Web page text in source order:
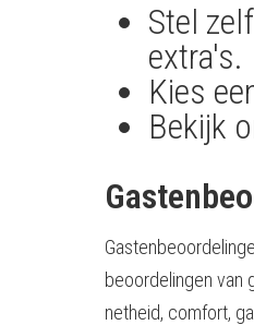
Stel
extra's.
Kies
Bekijk
beoordelingen van
netheid, comfort,